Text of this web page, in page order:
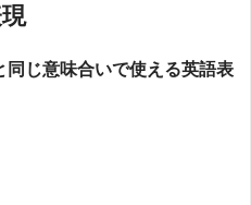
同じ意味合いで使える英語表